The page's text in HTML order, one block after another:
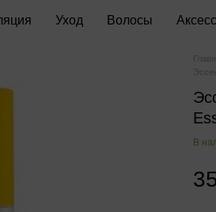
Уход Волосы
В